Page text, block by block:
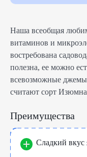
Наша всеобщая
витаминов и
востребована
полезна, ее можно
всевозможные
считают сорт
Преимущества
Сладкий вкус